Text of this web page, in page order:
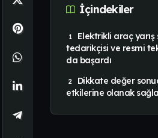
İçindekiler
Elektrikli araç
tedarikçisi ve resmi
da başardı
Dikkate değer
etkilerine olanak